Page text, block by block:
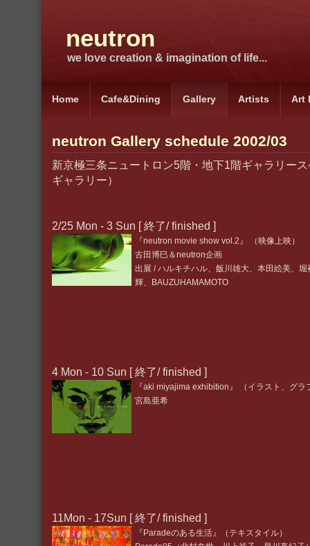
neutron
we love creation & imagination of life...
Home Cafe&Dining Gallery Artists Art
neutron Gallery schedule 2002/03
新京極三条ニュートロン5階・地下1階ギャラリー
ギャラリー）
2/25 Mon - 3 Sun [ 終了/ finished ]
『neutron movie show vol.2』 （映像上映）
古田博巳＆neutron企画
出展 / ハルキチハル、飯川雄大、本田絵美、
輝、BAUZUHAMAMOTO
4 Mon - 10 Sun [ 終了/ finished ]
『aki miyajima exhibition』 （イラスト、グラ
宮島亜希
11Mon - 17Sun [ 終了/ finished ]
『Paradeのある生活』（テキスタイル）